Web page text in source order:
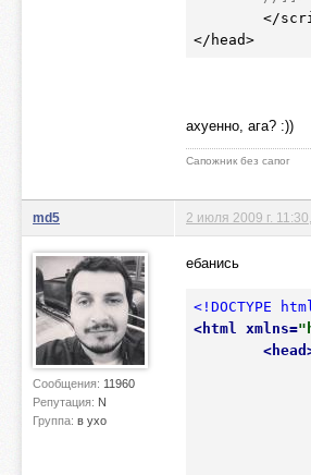
</head>
ахуенно, ага? :))
Сапожник без сапог
md5
Сообщения: 11960
Репутация: N
Группа: в ухо
2 июля 2009 г. 11:30
ебанись
<!DOCTYPE
<html xmlns=
<head